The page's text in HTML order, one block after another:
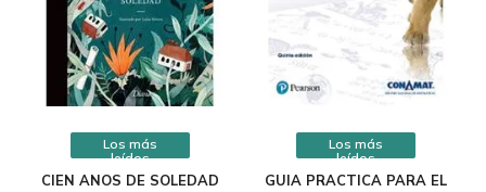
Los más
leídos
CIEN ANOS DE SOLEDAD
Los más
leídos
GUIA PRACTICA PARA EL